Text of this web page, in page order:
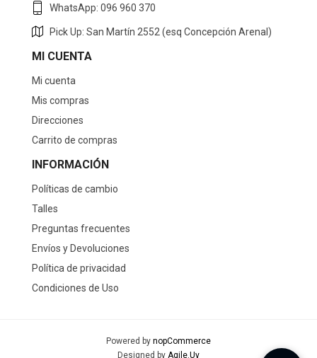
WhatsApp: 096 960 370
Pick Up: San Martín 2552 (esq Concepción Arenal)
MI CUENTA
Mi cuenta
Mis compras
Direcciones
Carrito de compras
INFORMACIÓN
Políticas de cambio
Talles
Preguntas frecuentes
Envíos y Devoluciones
Política de privacidad
Condiciones de Uso
Powered by nopCommerce
Designed by Agile.Uy